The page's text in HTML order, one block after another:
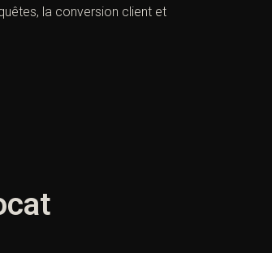
la conversion client et